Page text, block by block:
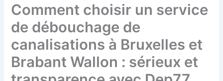
Comment choisir un service
de débouchage de
canalisations à Bruxelles et
Brabant Wallon : sérieux et